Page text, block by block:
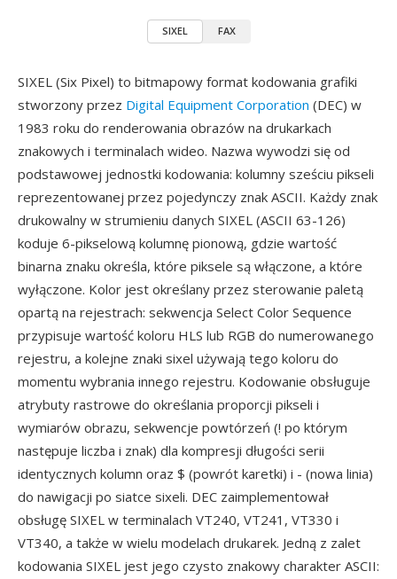
SIXEL FAX
SIXEL (Six Pixel) to bitmapowy format kodowania grafiki
stworzony przez Digital Equipment Corporation (DEC) w
1983 roku do renderowania obrazów na drukarkach
znakowych i terminalach wideo. Nazwa wywodzi się od
podstawowej jednostki kodowania: kolumny sześciu pikseli
reprezentowanej przez pojedynczy znak ASCII. Każdy znak
drukowalny w strumieniu danych SIXEL (ASCII 63-126)
koduje 6-pikselową kolumnę pionową, gdzie wartość
binarna znaku określa, które piksele są włączone, a które
wyłączone. Kolor jest określany przez sterowanie paletą
opartą na rejestrach: sekwencja Select Color Sequence
przypisuje wartość koloru HLS lub RGB do numerowanego
rejestru, a kolejne znaki sixel używają tego koloru do
momentu wybrania innego rejestru. Kodowanie obsługuje
atrybuty rastrowe do określania proporcji pikseli i
wymiarów obrazu, sekwencje powtórzeń (! po którym
następuje liczba i znak) dla kompresji długości serii
identycznych kolumn oraz $ (powrót karetki) i - (nowa linia)
do nawigacji po siatce sixeli. DEC zaimplementował
obsługę SIXEL w terminalach VT240, VT241, VT330 i
VT340, a także w wielu modelach drukarek. Jedną z zalet
kodowania SIXEL jest jego czysto znakowy charakter ASCII: